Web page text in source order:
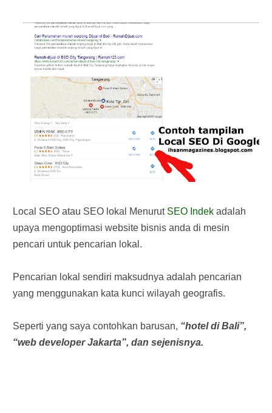
Local SEO atau SEO lokal Menurut SEO Indek adalah
upaya mengoptimasi website bisnis anda di mesin
pencari untuk pencarian lokal.
Pencarian lokal sendiri maksudnya adalah pencarian
yang menggunakan kata kunci wilayah geografis.
Seperti yang saya contohkan barusan, “hotel di Bali”,
“web developer Jakarta”, dan sejenisnya.